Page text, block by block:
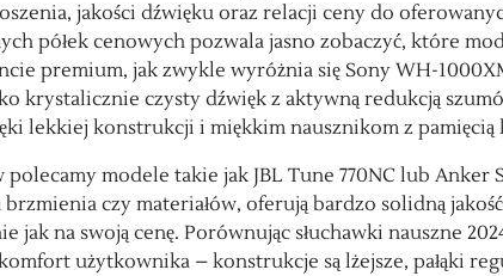
jakości dźwięku oraz relacji ceny do
półek cenowych pozwala jasno zobaczyć, które
premium, jak zwykle wyróżnia się Sony WH-
krystalicznie czysty dźwięk z aktywną redukcją
lekkiej konstrukcji i miękkim nausznikom z pamięcią
modele takie jak JBL Tune 770NC lub Anker
czy materiałów, oferują bardzo solidną
jak na swoją cenę. Porównując słuchawki nauszne
użytkownika – konstrukcje są lżejsze, pałąki